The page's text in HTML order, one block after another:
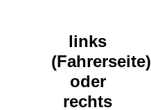
links
(Fahrerseite)
oder
rechts